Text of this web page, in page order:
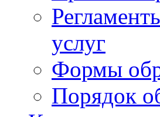
услуг
Формы
Порядок